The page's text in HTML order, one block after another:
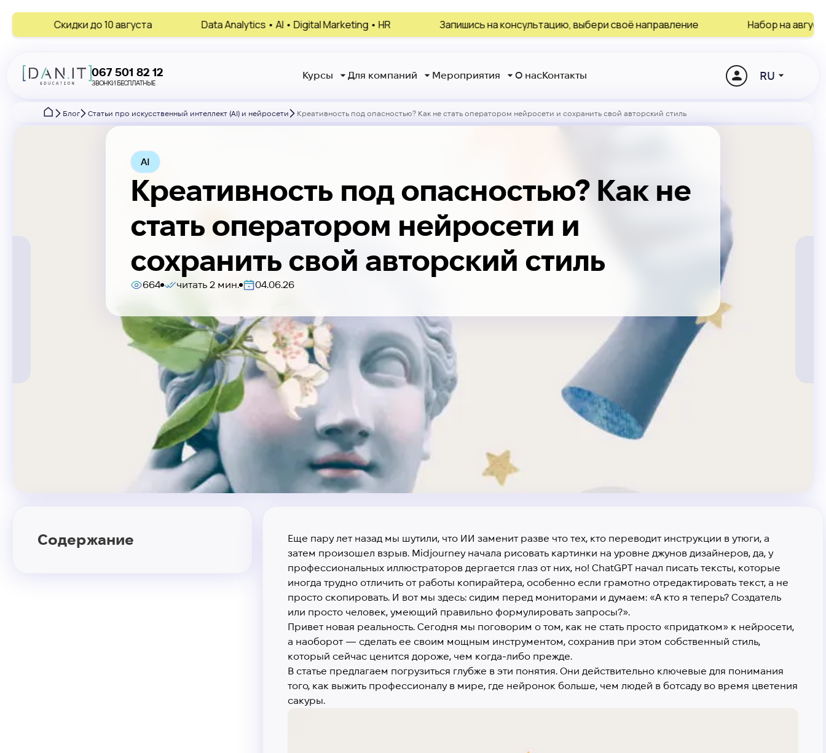
до 10 августа Data Analytics • AI • Digital Marketing • HR Запишись на консультацию, выбери своё направление Набор на август и сентябрь
067 501 82 12
ЗВОНКИ БЕСПЛАТНЫЕ
Курсы Для компаний Мероприятия О насКонтакты RU
Блог Статьи про искусственный интеллект (AI) и нейросети Креативность под опасностью? Как не стать оператором нейросети и сохранить свой авторский стиль
AI
Креативность под опасностью? Как не
стать оператором нейросети и
сохранить свой авторский стиль
664 читать 2 мин. 04.06.26
Содержание
Еще пару лет назад мы шутили, что ИИ заменит разве что тех, кто переводит инструкции в утюги, а
затем произошел взрыв. Midjourney начала рисовать картинки на уровне джунов дизайнеров, да, у
профессиональных иллюстраторов дергается глаз от них, но! ChatGPT начал писать тексты, которые
иногда трудно отличить от работы копирайтера, особенно если грамотно отредактировать текст, а не
просто скопировать. И вот мы здесь: сидим перед мониторами и думаем: «А кто я теперь? Создатель
или просто человек, умеющий правильно формулировать запросы?».
Привет новая реальность. Сегодня мы поговорим о том, как не стать просто «придатком» к нейросети,
а наоборот — сделать ее своим мощным инструментом, сохранив при этом собственный стиль,
который сейчас ценится дороже, чем когда-либо прежде.
В статье предлагаем погрузиться глубже в эти понятия. Они действительно ключевые для понимания
того, как выжить профессионалу в мире, где нейронок больше, чем людей в ботсаду во время цветения
сакуры.